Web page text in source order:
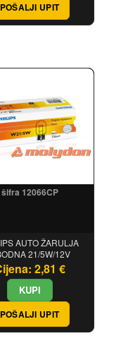
POŠALJI UPIT
šifra 12066CP
AUTO ŽARULJA
21/5W/12V
2,81 €
POŠALJI UPIT